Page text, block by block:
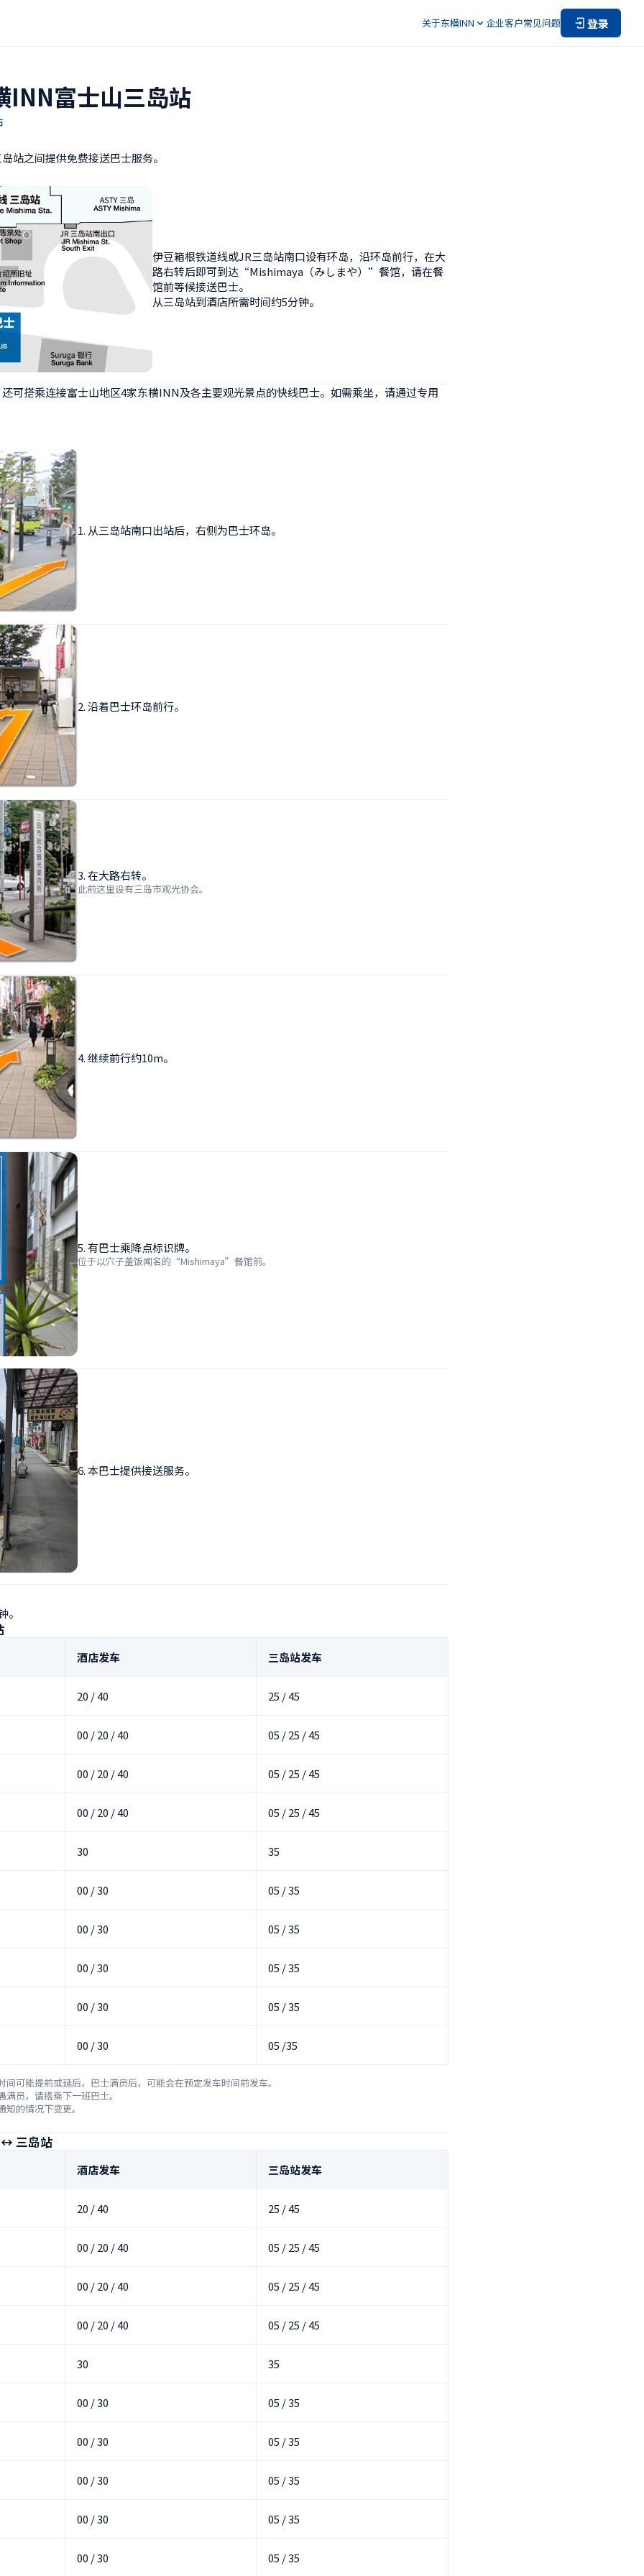
关于东横INN 企业客户常见问题 登录
INN富士山三岛站
站之间提供免费接送巴士服务。
伊豆箱根铁道线或JR三岛站南口设有环岛，沿环岛前行，在大
路右转后即可到达“Mishimaya（みしまや）”餐馆，请在餐
馆前等候接送巴士。
从三岛站到酒店所需时间约5分钟。
可搭乘连接富士山地区4家东横INN及各主要观光景点的快线巴士。如需乘坐，请通过专用
1. 从三岛站南口出站后，右侧为巴士环岛。
2. 沿着巴士环岛前行。
3. 在大路右转。
此前这里设有三岛市观光协会。
4. 继续前行约10m。
5. 有巴士乘降点标识牌。
位于以穴子盖饭闻名的“Mishimaya”餐馆前。
6. 本巴士提供接送服务。
。
酒店发车 三岛站发车
20 / 40 25 / 45
00 / 20 / 40 05 / 25 / 45
00 / 20 / 40 05 / 25 / 45
00 / 20 / 40 05 / 25 / 45
30 35
00 / 30 05 / 35
00 / 30 05 / 35
00 / 30 05 / 35
00 / 30 05 / 35
00 / 30 05 /35
可能提前或延后，巴士满员后，可能会在预定发车时间前发车。
员，请搭乘下一班巴士。
的情况下变更。
↔ 三岛站
酒店发车 三岛站发车
20 / 40 25 / 45
00 / 20 / 40 05 / 25 / 45
00 / 20 / 40 05 / 25 / 45
00 / 20 / 40 05 / 25 / 45
30 35
00 / 30 05 / 35
00 / 30 05 / 35
00 / 30 05 / 35
00 / 30 05 / 35
00 / 30 05 / 35